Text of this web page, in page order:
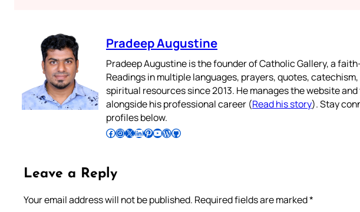
Pradeep Augustine
Pradeep Augustine is the founder of Catholic Gallery, a
Readings in multiple languages, prayers, quotes,
spiritual resources since 2013. He manages the website
alongside his professional career (Read his story). Stay
profiles below.
Follow Pradeep on Facebook Follow Pradeep on InstagramFollow Pradeep on X Follow Pradeep on LinkedIn Follow Pradeep on Pinterest Subscribe to Pradeep’s Youtube Channel Follow Pradeep on WordPress Follow Pradeep on GitHub
Leave a Reply
Your email address will not be published. Required fields are marked*